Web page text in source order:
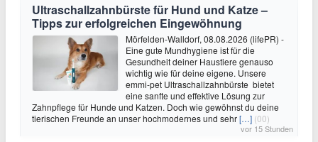
Ultraschallzahnbürste für Hund und Katze –
Tipps zur erfolgreichen Eingewöhnung
Mörfelden-Walldorf, 08.08.2026 (lifePR) -
Eine gute Mundhygiene ist für die
Gesundheit deiner Haustiere genauso
wichtig wie für deine eigene. Unsere
emmi-pet Ultraschallzahnbürste bietet
eine sanfte und effektive Lösung zur
Zahnpflege für Hunde und Katzen. Doch wie gewöhnst du deine
tierischen Freunde an unser hochmodernes und sehr[…] (00)
vor 15 Stunden